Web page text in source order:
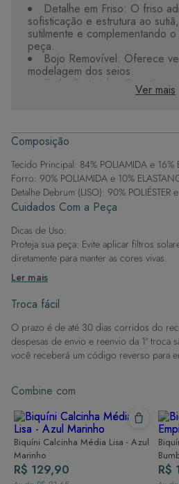
Detalhe em Friso: O friso
sofisticação e estrutura ao
sutilmente e complementando
peça.
Bojo Removível: Oferece
modelagem dos seios.
Estilo Cortininha: O estilo
conhecido por seu design
Alças + Conforto: As alças
proporcionar um ajuste perfeito
oferecendo suporte adicional e
se sinta à vontade o dia todo.
Conforto Duradouro:
qualidade, este sutiã garante
durabilidade, permitindo que
Ver mais
Composição
Tecido Principal: 84% POLIAMIDA e 16%
Forro: 90% POLIAMIDA e 10%
Detalhe Debrum (LISO): 90% POLIÉSTER
Cuidados Com a Peça
Dicas de Uso:
Proteja sua peça: Evite aplicar filtros
diretamente para manter as cores vivas.
Após a piscina: Lembre-se de que o
então enxague após sair da água.
Evite superfícies ásperas: Para manter a
Dicas de Lavagem:
Lave rapidamente: Assim que possível,
À mão e com cuidado: Use água fria e
Secagem ideal: Não deixe de molho nem
Para cores vibrantes: Lave as peças
dicas acima para manter as cores
Ler mais
Troca fácil
O prazo é de até 30 dias corridos do
despesas de envio e reenvio da 1ª troca
você receberá um código reverso para
Combine com
Biquíni Calcinha Média Lisa - Azul
Marinho
R$ 129,90 R$